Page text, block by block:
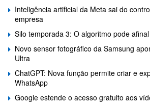
Inteligência artificial da Meta sai do
empresa
Silo temporada 3: O algoritmo pode
Novo sensor fotográfico da Samsung
Ultra
ChatGPT: Nova função permite criar e
WhatsApp
Google estende o acesso gratuito aos